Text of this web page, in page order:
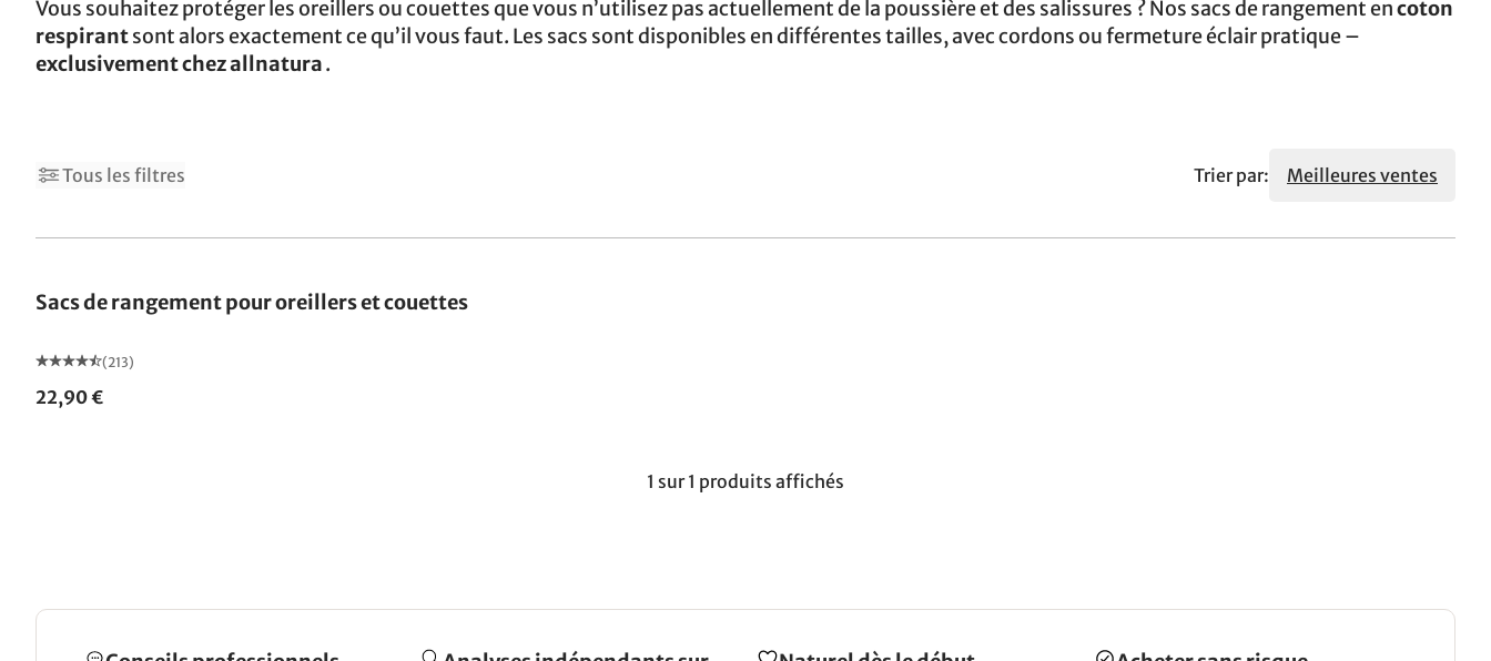
Vous souhaitez protéger les oreillers ou couettes que vous n’utilisez pas actuellement de la poussière et des salissures ? Nos sacs de rangement encoton
respirantsont alors exactement ce qu’il vous faut. Les sacs sont disponibles en différentes tailles, avec cordons ou fermeture éclair pratique –
exclusivement chez allnatura.
Tous les filtres Trier par: Meilleures ventes
Sacs de rangement pour oreillers et couettes
(213)
22,90 €
1 sur 1 produits affichés